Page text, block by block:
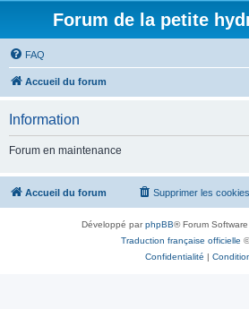
Forum de la petite
FAQ
Accueil du forum
Information
Forum en maintenance
Accueil du forum Supprimer les cookies
Développé parphpBB® Forum
Traduction française officielle
Confidentialité |